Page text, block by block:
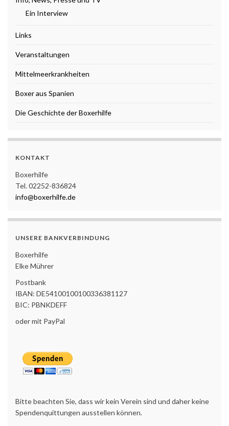
Ein Interview
Links
Veranstaltungen
Mittelmeerkrankheiten
Boxer aus Spanien
Die Geschichte der Boxerhilfe
KONTAKT
Boxerhilfe
Tel. 02252-836824
info@boxerhilfe.de
UNSERE BANKVERBINDUNG
Boxerhilfe
Elke Mührer
Postbank
IBAN: DE54100100100336381127
BIC: PBNKDEFF
oder mit PayPal
Bitte beachten Sie, dass wir kein Verein sind und daher keine
Spendenquittungen ausstellen können.